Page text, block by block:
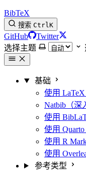
BibTeX
搜索 CtrlK
GitHub
Twitter
选择主题
基础
使用 LaTeX
Natbib（深
使用
使用 Quarto
使用 R
使用
参考类型